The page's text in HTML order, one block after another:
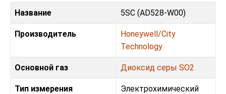
Название 5SC (AD528-W00)
Производитель
Honeywell/City
Technology
Основной газ Диоксид серы SO2
Тип измерения Электрохимический